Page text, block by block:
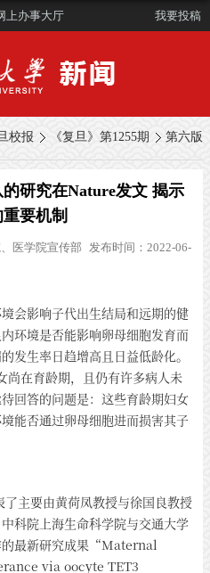
上办事大厅 我要投稿
校报 《复旦》第1255期 第六版
研究在Nature发文 揭示
要机制
医学院宣传部 发布时间：2022-06-
会影响子代出生结局和远期的健
环境是否能影响卵母细胞发育而
发生率日趋增高且日益低龄化。
尚在育龄期，且仍有许多病人未
回答的问题是：这些育龄期妇女
能否通过卵母细胞进而损害其子
主要由黄荷凤教授与徐国良教授
科院上海生命科学院与交通大学
的最新研究成果“Maternal
via oocyte TET3